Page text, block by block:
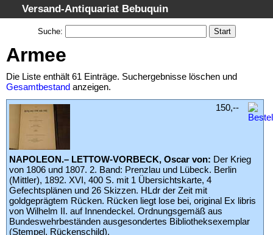
Versand-Antiquariat Bebuquin
Startseite
Suche
Schlagwörter
Suchergebnisse
Warenkorb
AGB
Widerruf
Datenschutz
Impressum
Suche:
Armee
Die Liste enthält 61 Einträge. Suchergebnisse löschen und
Gesamtbestand anzeigen.
NAPOLEON.– LETTOW-VORBECK, Oscar von: Der Krieg
von 1806 und 1807. 2. Band: Prenzlau und Lübeck. Berlin
(Mittler), 1892. XVI, 400 S. mit 1 Übersichtskarte, 4
Gefechtsplänen und 26 Skizzen. HLdr der Zeit mit
goldgeprägtem Rücken. Rücken liegt lose bei, original Ex libris
von Wilhelm II. auf Innendeckel. Ordnungsgemäß aus
Bundeswehrbeständen ausgesondertes Bibliotheksexemplar
(Stempel, Rückenschild).
150,--